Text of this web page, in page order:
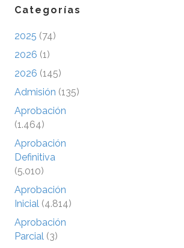
Categorías
2025 (74)
2026 (1)
2026 (145)
Admisión (135)
Aprobación
(1.464)
Aprobación
Definitiva
(5.010)
Aprobación
Inicial (4.814)
Aprobación
Parcial (3)